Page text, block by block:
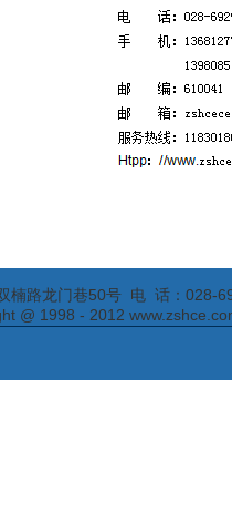
楠路龙门巷50号 电 话：028-
@ 1998 - 2012